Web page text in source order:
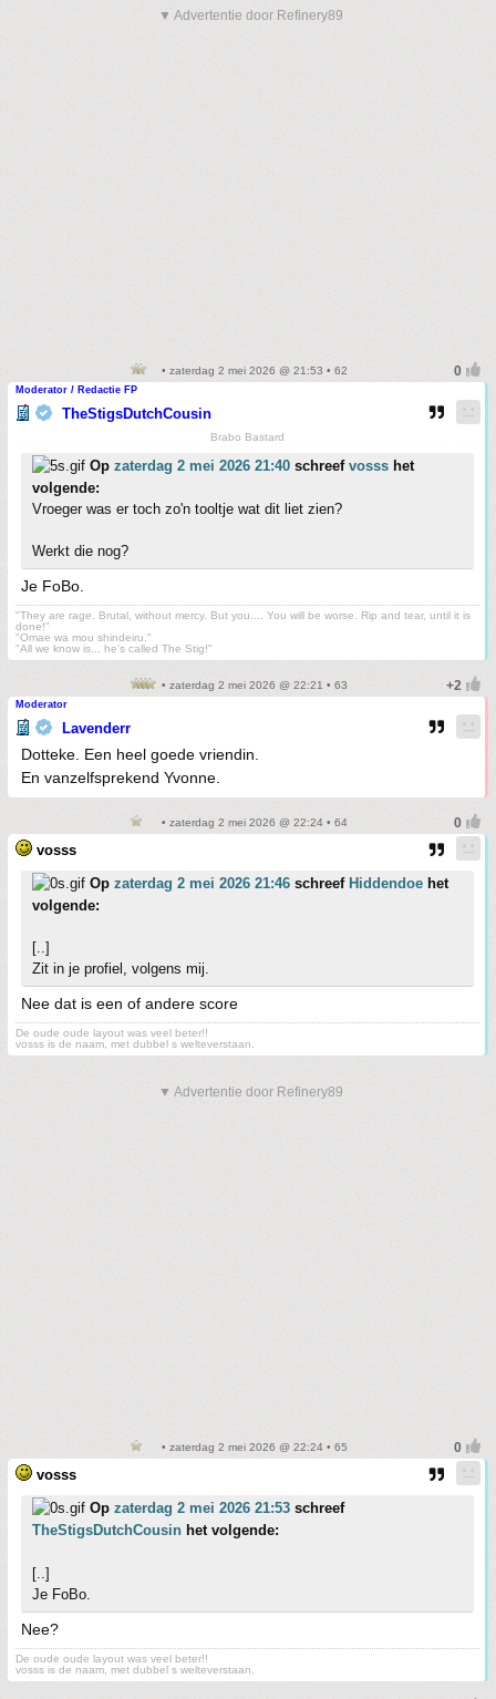
▼ Advertentie door Refinery89
• zaterdag 2 mei 2026 @ 21:53 • 62
Moderator / Redactie FP
TheStigsDutchCousin
Brabo Bastard
Op zaterdag 2 mei 2026 21:40 schreef vosss het
volgende:
Vroeger was er toch zo'n tooltje wat dit liet zien?
Werkt die nog?
Je FoBo.
"They are rage. Brutal, without mercy. But you.... You will be worse. Rip and tear, until it is
done!"
"Omae wa mou shindeiru."
"All we know is... he's called The Stig!"
• zaterdag 2 mei 2026 @ 22:21 • 63
Moderator
Lavenderr
Dotteke. Een heel goede vriendin.
En vanzelfsprekend Yvonne.
• zaterdag 2 mei 2026 @ 22:24 • 64
vosss
Op zaterdag 2 mei 2026 21:46 schreef Hiddendoe het
volgende:
[..]
Zit in je profiel, volgens mij.
Nee dat is een of andere score
De oude oude layout was veel beter!!
vosss is de naam, met dubbel s welteverstaan.
▼ Advertentie door Refinery89
• zaterdag 2 mei 2026 @ 22:24 • 65
vosss
Op zaterdag 2 mei 2026 21:53 schreef
TheStigsDutchCousin het volgende:
[..]
Je FoBo.
Nee?
De oude oude layout was veel beter!!
vosss is de naam, met dubbel s welteverstaan.